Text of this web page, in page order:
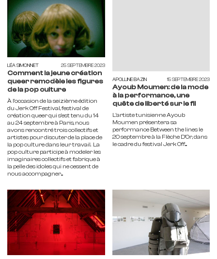
LÉA SIMONNET 25 SEPTEMBRE 2023
Comment la jeune création
queer remodèle les figures
de la pop culture
À l’occasion de la seizième édition
du Jerk Off Festival, festival de
création queer qui s'est tenu du 14
au 24 septembre à Paris, nous
avons rencontré trois collectifs et
artistes pour discuter de la place de
la pop culture dans leur travail. La
pop culture participe à modeler les
imaginaires collectifs et fabrique à
la pelle des idoles qui ne cessent de
nous accompagner....
APOLLINE BAZIN 15 SEPTEMBRE 2023
Ayoub Moumen: de la mode
à la performance, une
quête de liberté sur le fil
L’artiste tunisien·ne Ayoub
Moumen présentera sa
performance Between the lines le
20 septembre à la Flèche D’Or, dans
le cadre du festival Jerk Off....